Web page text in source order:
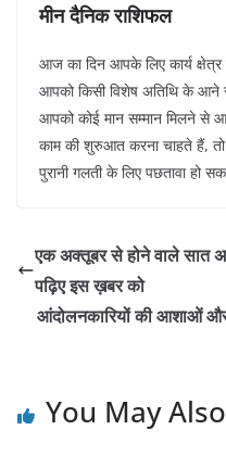
मीन दैनिक राशिफल
आज का दिन आपके लिए कार्य
आपको किसी विशेष अतिथि के आने
आपको कोई मान सम्मान मिलने से
काम की शुरुआत करना चाहते हैं,
पुरानी गलती के लिए पछतावा हो
एक अक्तूबर से होने वाले सात
पढ़िए इस ख़बर को
आंदोलनकारियों की आशाओं
You May